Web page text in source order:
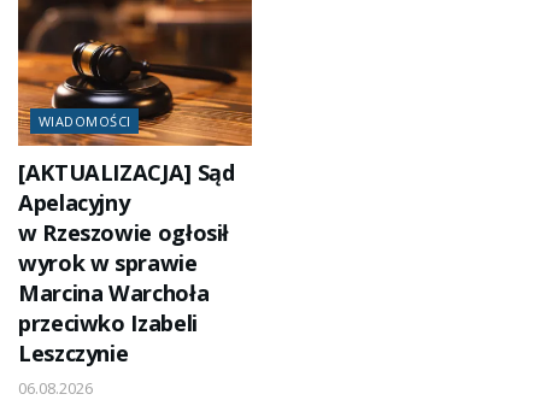
WIADOMOŚCI
[AKTUALIZACJA] Sąd
Apelacyjny
w Rzeszowie ogłosił
wyrok w sprawie
Marcina Warchoła
przeciwko Izabeli
Leszczynie
06.08.2026